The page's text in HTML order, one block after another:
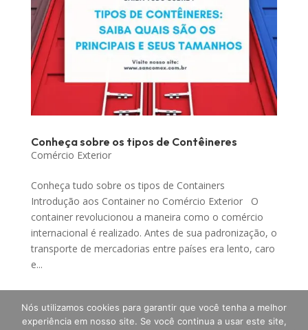
Conheça sobre os tipos de Contêineres
Comércio Exterior
Conheça tudo sobre os tipos de Containers
Introdução aos Container no Comércio Exterior O
container revolucionou a maneira como o comércio
internacional é realizado. Antes de sua padronização, o
transporte de mercadorias entre países era lento, caro
e...
Nós utilizamos cookies para garantir que você tenha a melhor
experiência em nosso site. Se você continua a usar este site,